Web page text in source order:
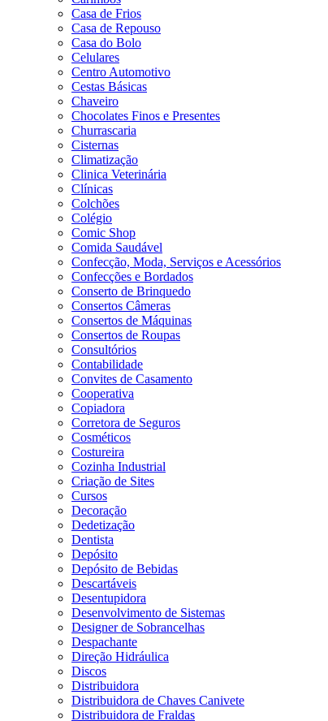
Casa de Frios
Casa de Repouso
Casa do Bolo
Celulares
Centro Automotivo
Cestas Básicas
Chaveiro
Chocolates Finos e Presentes
Churrascaria
Cisternas
Climatização
Clinica Veterinária
Clínicas
Colchões
Colégio
Comic Shop
Comida Saudável
Confecção, Moda, Serviços e Acessórios
Confecções e Bordados
Conserto de Brinquedo
Consertos Câmeras
Consertos de Máquinas
Consertos de Roupas
Consultórios
Contabilidade
Convites de Casamento
Cooperativa
Copiadora
Corretora de Seguros
Cosméticos
Costureira
Cozinha Industrial
Criação de Sites
Cursos
Decoração
Dedetização
Dentista
Depósito
Depósito de Bebidas
Descartáveis
Desentupidora
Desenvolvimento de Sistemas
Designer de Sobrancelhas
Despachante
Direção Hidráulica
Discos
Distribuidora
Distribuidora de Chaves Canivete
Distribuidora de Fraldas